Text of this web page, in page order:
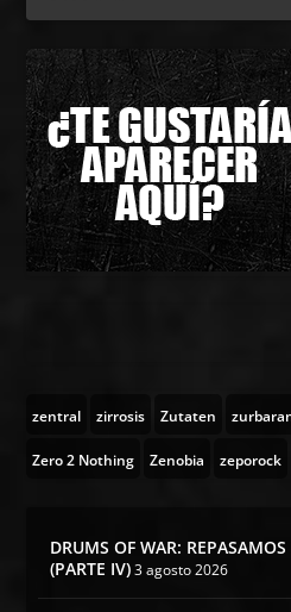
zentral zirrosis Zutaten
Zero 2 Nothing Zenobia zeporock
DRUMS OF WAR:
(PARTE IV) 3 agosto 2026